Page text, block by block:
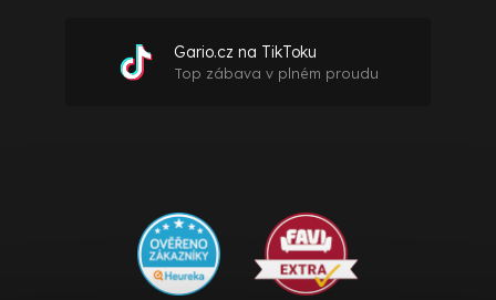
Gario.cz na TikToku
Top zábava v plném proudu